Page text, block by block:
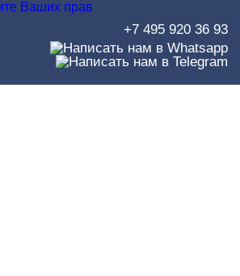
+7 495 920 36 93